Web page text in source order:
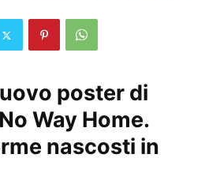
poster di
Way Home.
nascosti in